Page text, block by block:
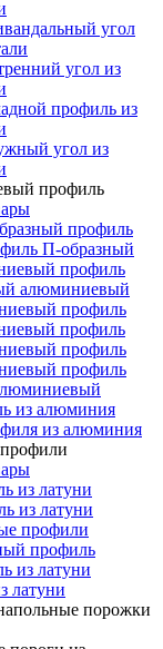
угол
угол из
профиль из
угол из
профиль
профиль
П-образный
профиль
алюминиевый
профиль
профиль
профиль
профиль
из алюминия
из алюминия
из латуни
из латуни
профили
профиль
из латуни
латуни
порожки